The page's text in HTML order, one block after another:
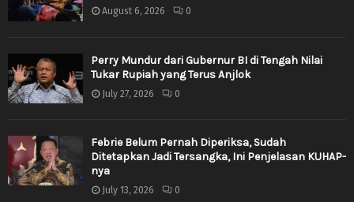
August 6, 2026 0
Perry Mundur dari Gubernur BI di Tengah Nilai
Tukar Rupiah yang Terus Anjlok
July 27, 2026 0
Febrie Belum Pernah Diperiksa, Sudah
Ditetapkan Jadi Tersangka, Ini Penjelasan KUHAP-
nya
July 13, 2026 0